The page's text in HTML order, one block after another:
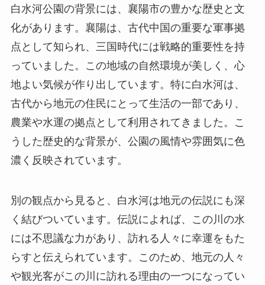
古代から地元の住民にとって生活の一部であり、
農業や水運の拠点として利用されてきました。こ
うした歴史的な背景が、公園の風情や雰囲気に色
濃く反映されています。
別の観点から見ると、白水河は地元の伝説にも深
く結びついています。伝説によれば、この川の水
には不思議な力があり、訪れる人々に幸運をもた
らすと伝えられています。このため、地元の人々
ます。歴史や伝説に触れることで、訪問者は白水
河公園を単なる自然公園以上の価値を持つ場所と
して楽しむことができます。